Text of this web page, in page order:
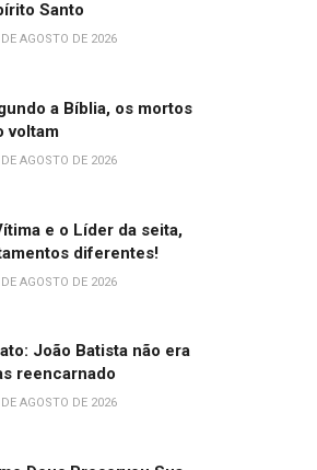
Santo
AGOSTO DE 2026
a Bíblia, os mortos
voltam
AGOSTO DE 2026
e o Líder da seita,
diferentes!
AGOSTO DE 2026
João Batista não era
reencarnado
AGOSTO DE 2026